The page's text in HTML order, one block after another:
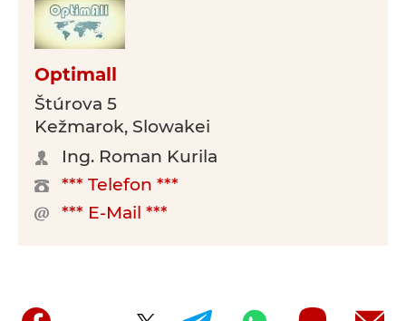
Optimall
Štúrova 5
Kežmarok, Slowakei
Ing. Roman Kurila
*** Telefon ***
*** E-Mail ***